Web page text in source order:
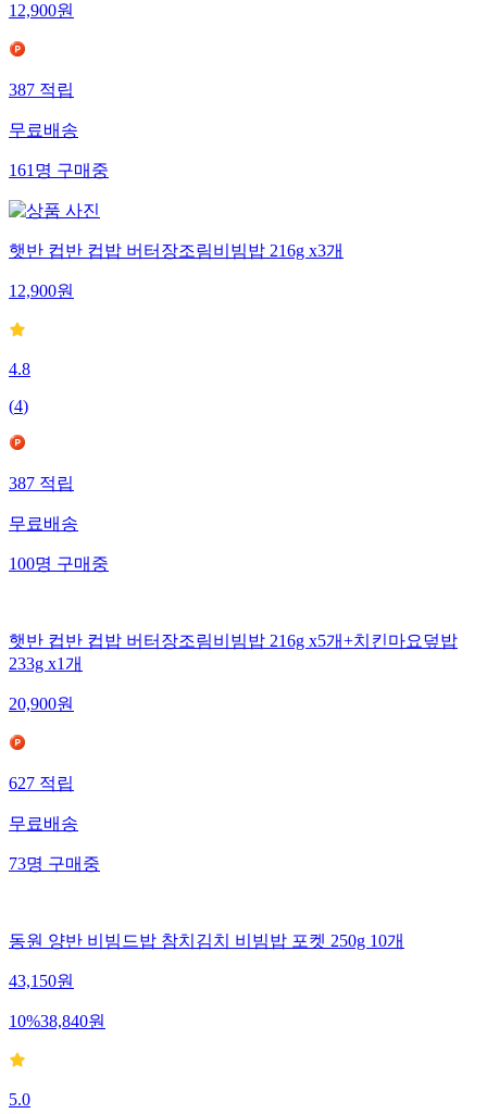
12,900원
387적립
무료배송
161명구매중
햇반 컵반 컵밥 버터장조림비빔밥 216g x3개
12,900원
4.8
(4)
387적립
무료배송
100명구매중
햇반 컵반 컵밥 버터장조림비빔밥 216g x5개+치킨마요덮밥
233g x1개
20,900원
627적립
무료배송
73명구매중
동원 양반 비빔드밥 참치김치 비빔밥 포켓 250g 10개
43,150원
10%38,840원
5.0